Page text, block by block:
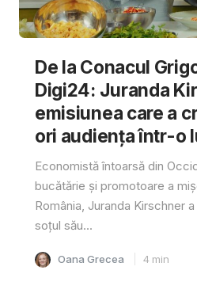
De la Conacul
Digi24: Juranda
emisiunea care a
ori audiența într-o
Economistă întoarsă din
bucătărie și promotoare a
România, Juranda Kirschner
soțul său...
Oana Grecea 4 min